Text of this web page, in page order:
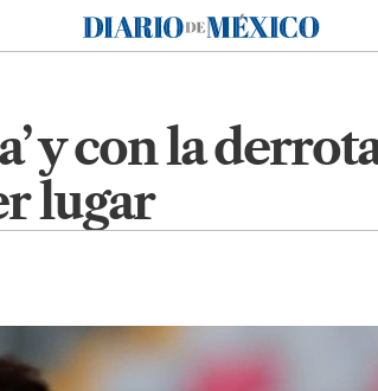
Diario de México
y con la
lugar